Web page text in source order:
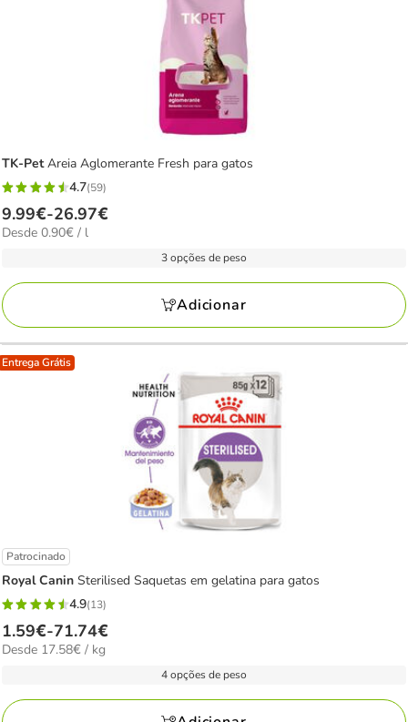
TK-PetAreia Aglomerante Fresh para gatos
4.7
estrelas
com
avaliações
4.7(59)
Preço
de
26.97€
9.99€-26.97€
0.90€
Desde 0.90€ / l
3 opções de peso
Adicionar
Entrega Grátis
Patrocinado
Royal Canin Sterilised Saquetas em gelatina para gatos
4.9
estrelas
com
avaliações
4.9(13)
Preço
de
71.74€
1.59€-71.74€
17.58€
Desde 17.58€ / kg
4 opções de peso